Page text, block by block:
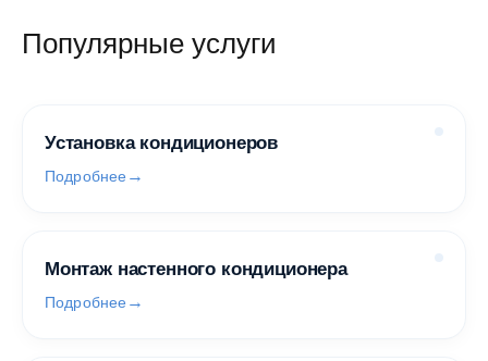
Популярные услуги
Установка кондиционеров
Подробнее
Монтаж настенного кондиционера
Подробнее